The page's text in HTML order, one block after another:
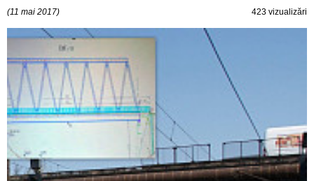
(11 mai 2017) 423 vizualizări